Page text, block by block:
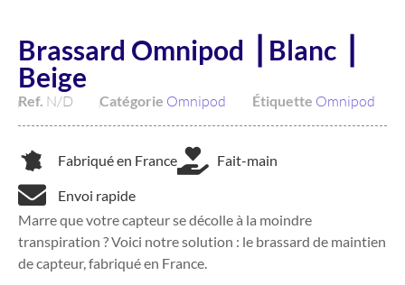
Brassard Omnipod ⎥ Blanc ⎥
Beige
Ref. N/D Catégorie Omnipod Étiquette Omnipod
Fabriqué en France Fait-main
Envoi rapide
Marre que votre capteur se décolle à la moindre
transpiration ? Voici notre solution : le brassard de maintien
de capteur, fabriqué en France.